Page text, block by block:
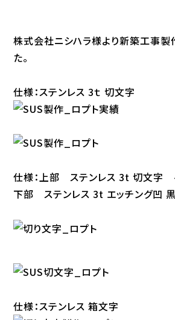
株式会社ニシハラ様より新築工事製
た。
仕様：ステンレス 3ｔ 切文字
仕様：上部 ステンレス 3t 切文字
下部 ステンレス 3t エッチング凹
仕様：ステンレス 箱文字